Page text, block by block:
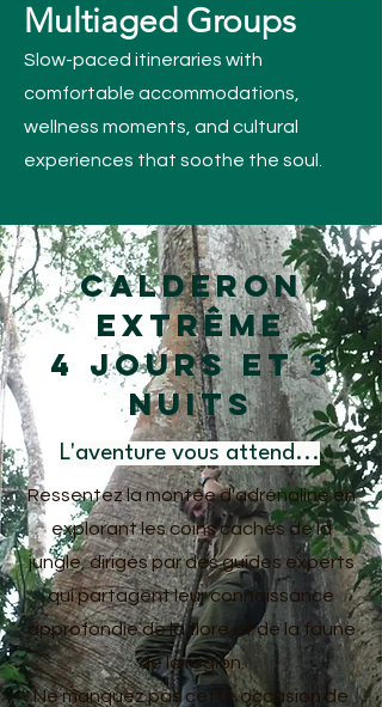
Multiaged Groups
Slow-paced itineraries with
comfortable accommodations,
wellness moments, and cultural
experiences that soothe the soul.
Calderon
Extrême
4 jours et 3
nuits
L'aventure vous attend...
Ressentez la montée d'adrénaline en
explorant les coins cachés de la
jungle, dirigés par des guides experts
qui partagent leur connaissance
approfondie de la flore et de la faune
de la région.
Ne manquez pas cette occasion de